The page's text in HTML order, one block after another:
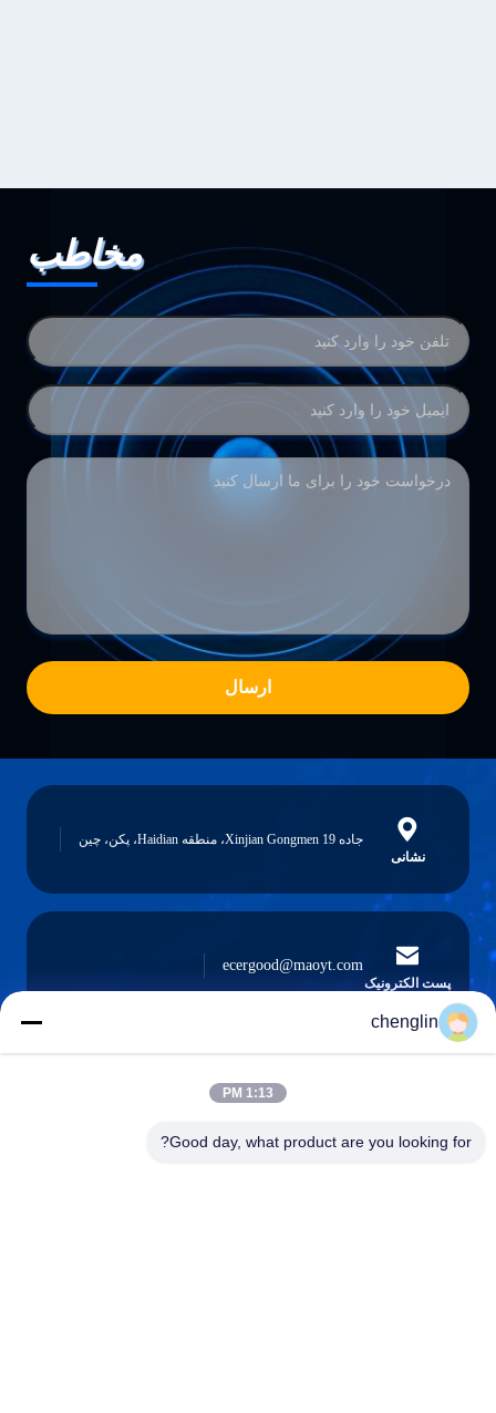
مخاطب
ارسال
نشانی
جاده 19 Xinjian Gongmen، منطقه Haidian، پکن، چین
پست الکترونیک
ecergood@maoyt.com
0086-731-861329934568
chenglin
1:13 PM
Good day, what product are you looking for?